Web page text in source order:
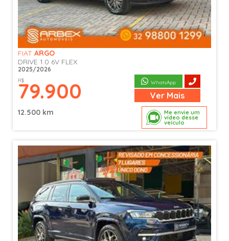
Me envie um
vídeo desse
veículo
FIAT ARGO
DRIVE 1.0 6V FLEX
2025/2026
R$
79.900 WhatsApp
Ver Mais
12.500 km